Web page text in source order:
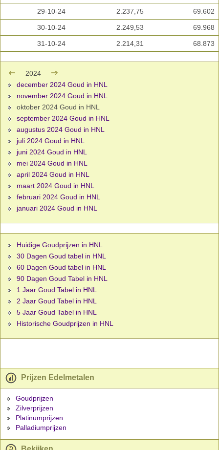
29-10-24 2.237,75 69.602
30-10-24 2.249,53 69.968
31-10-24 2.214,31 68.873
2024
december 2024 Goud in HNL
november 2024 Goud in HNL
oktober 2024 Goud in HNL
september 2024 Goud in HNL
augustus 2024 Goud in HNL
juli 2024 Goud in HNL
juni 2024 Goud in HNL
mei 2024 Goud in HNL
april 2024 Goud in HNL
maart 2024 Goud in HNL
februari 2024 Goud in HNL
januari 2024 Goud in HNL
Huidige Goudprijzen in HNL
30 Dagen Goud tabel in HNL
60 Dagen Goud tabel in HNL
90 Dagen Goud Tabel in HNL
1 Jaar Goud Tabel in HNL
2 Jaar Goud Tabel in HNL
5 Jaar Goud Tabel in HNL
Historische Goudprijzen in HNL
Prijzen Edelmetalen
Goudprijzen
Zilverprijzen
Platinumprijzen
Palladiumprijzen